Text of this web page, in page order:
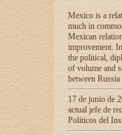
Mexico is a
much in
Mexican
improvement.
the political,
of volume and
between
17 de junio de
actual jefe de
Políticos del